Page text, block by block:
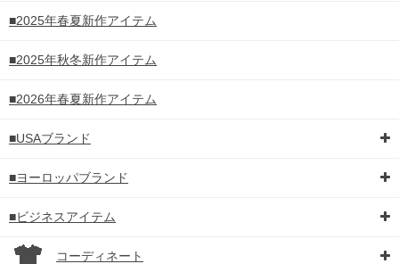
■2025年春夏新作アイテム
■2025年秋冬新作アイテム
■2026年春夏新作アイテム
■USAブランド
■ヨーロッパブランド
■ビジネスアイテム
コーディネート